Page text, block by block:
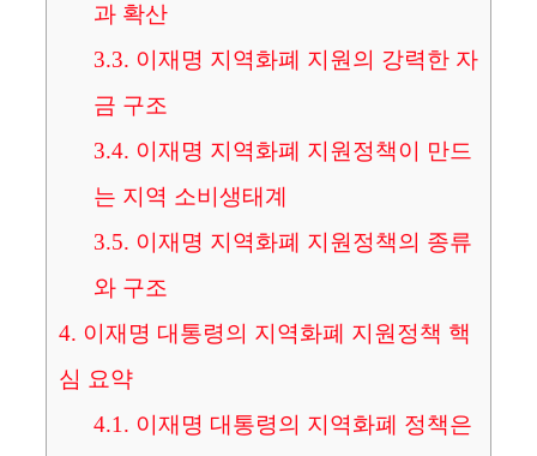
과 확산
3.3. 이재명 지역화폐 지원의 강력한 자
금 구조
3.4. 이재명 지역화폐 지원정책이 만드
는 지역 소비생태계
3.5. 이재명 지역화폐 지원정책의 종류
와 구조
4. 이재명 대통령의 지역화폐 지원정책 핵
심 요약
4.1. 이재명 대통령의 지역화폐 정책은